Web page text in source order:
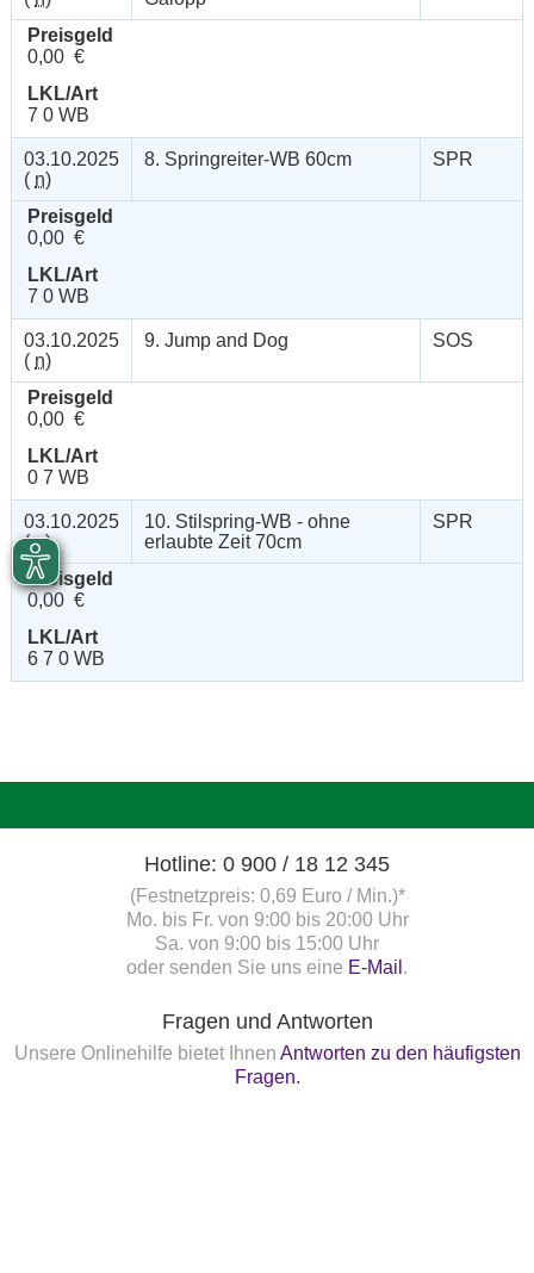
Preisgeld
0,00 €
LKL/Art
7 0 WB
03.10.2025
( n)
8. Springreiter-WB 60cm SPR
Preisgeld
0,00 €
LKL/Art
7 0 WB
03.10.2025
( n)
9. Jump and Dog SOS
Preisgeld
0,00 €
LKL/Art
0 7 WB
03.10.2025
(n)
10. Stilspring-WB - ohne
erlaubte Zeit 70cm
SPR
Preisgeld
0,00 €
LKL/Art
6 7 0 WB
Hotline: 0 900 / 18 12 345
(Festnetzpreis: 0,69 Euro / Min.)*
Mo. bis Fr. von 9:00 bis 20:00 Uhr
Sa. von 9:00 bis 15:00 Uhr
oder senden Sie uns eine E-Mail .
Fragen und Antworten
Unsere Onlinehilfe bietet Ihnen Antworten zu den häufigsten
Fragen.